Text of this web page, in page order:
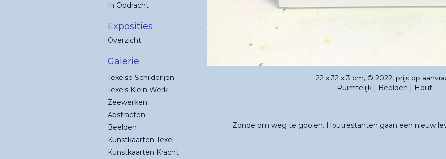
22 x 32 x 3 cm, © 2022, prijs op
Ruimtelijk | Beelden | Hout
Zonde om weg te gooien. Houtrestanten gaan een nieuw
In Opdracht
Exposities
Overzicht
Galerie
Texelse Schilderijen
Texels Klein Werk
Zeewerken
Abstracten
Beelden
Kunstkaarten Texel
Kunstkaarten Kracht